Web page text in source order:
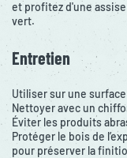
et profitez d'une
vert.
Entretien
Utiliser sur une
Nettoyer avec un
Éviter les produits
Protéger le bois de
pour préserver la